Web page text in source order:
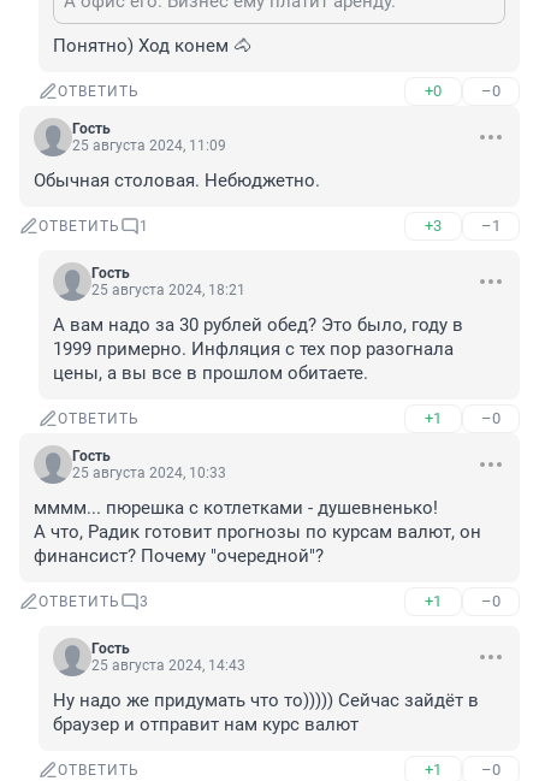
Понятно) Ход конем 🐴
ОТВЕТИТЬ +0 –0
Гость
25 августа 2024, 11:09
Обычная столовая. Небюджетно.
ОТВЕТИТЬ 1 +3 –1
Гость
25 августа 2024, 18:21
А вам надо за 30 рублей обед? Это было, году в
1999 примерно. Инфляция с тех пор разогнала
цены, а вы все в прошлом обитаете.
ОТВЕТИТЬ +1 –0
Гость
25 августа 2024, 10:33
мммм... пюрешка с котлетками - душевненько!
А что, Радик готовит прогнозы по курсам валют, он
финансист? Почему "очередной"?
ОТВЕТИТЬ 3 +1 –0
Гость
25 августа 2024, 14:43
Ну надо же придумать что то))))) Сейчас зайдёт в
браузер и отправит нам курс валют
ОТВЕТИТЬ +1 –0